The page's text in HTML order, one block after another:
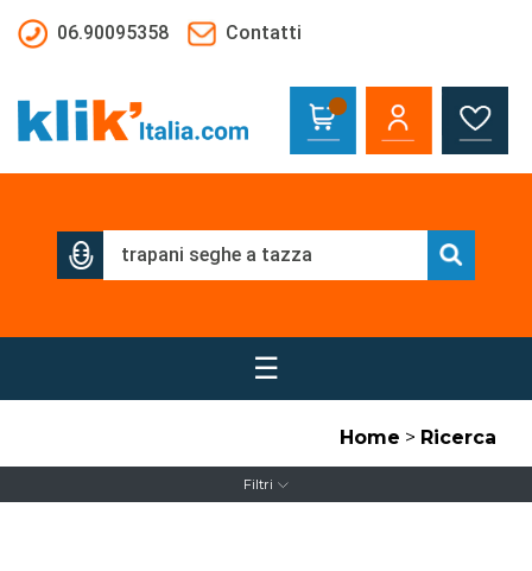
06.90095358
Contatti
☰
Home > Ricerca
Filtri